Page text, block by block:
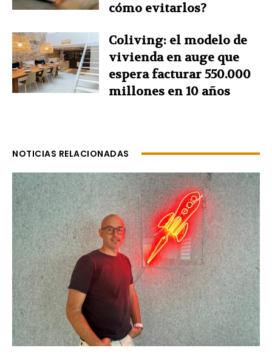
cómo evitarlos?
Coliving: el modelo de
vivienda en auge que
espera facturar 550.000
millones en 10 años
NOTICIAS RELACIONADAS